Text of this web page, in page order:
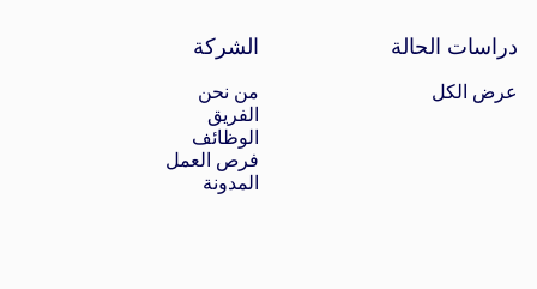
دراسات الحالة
عرض الكل
الشركة
من نحن
الفريق
الوظائف
فرص العمل
المدونة